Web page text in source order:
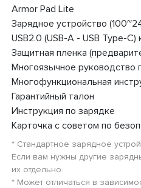
Armor Pad Lite
Зарядное устройство
USB2.0 (USB-A - USB Type-C)
Защитная пленка
Многоязычное руководство
Многофункциональная
Гарантийный талон
Инструкция по зарядке
Карточка с советом по
* Стандартное зарядное
Если вам нужны другие
их отдельно.
* Может отличаться в